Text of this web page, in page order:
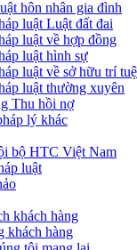
hôn nhân gia đình
luật Luật đất đai
luật về hợp đồng
luật hình sự
luật về sở hữu trí tuệ
luật thường xuyên
Thu hồi nợ
lý khác
bộ HTC Việt Nam
luật
khách hàng
khách hàng